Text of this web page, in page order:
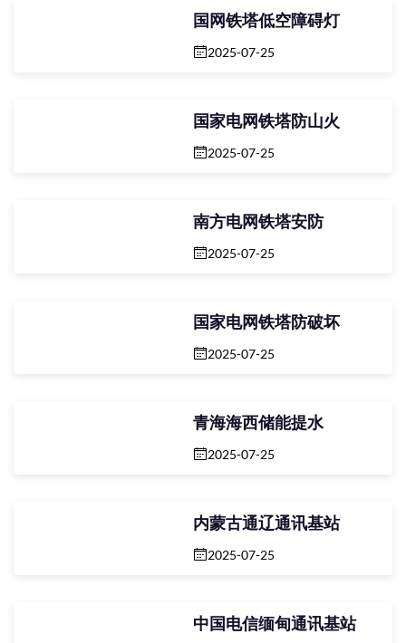
国网铁塔低空障碍灯
2025-07-25
国家电网铁塔防山火
2025-07-25
南方电网铁塔安防
2025-07-25
国家电网铁塔防破坏
2025-07-25
青海海西储能提水
2025-07-25
内蒙古通辽通讯基站
2025-07-25
中国电信缅甸通讯基站